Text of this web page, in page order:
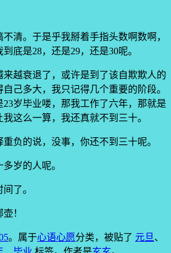
清。于是乎我掰着手指头数啊数啊，
底是28，还是29，还是30呢。
越衰退了，或许是到了该自欺欺人的
己多大，我只记得几个重要的阶段。
岁毕业喽，那我工作了六年，那就是
这么一算，我还真就不到三十。
负的说，没事，你还不到三十呢。
岁的人呢。
了。
！
。属于心语心愿分类，被贴了 元旦 、